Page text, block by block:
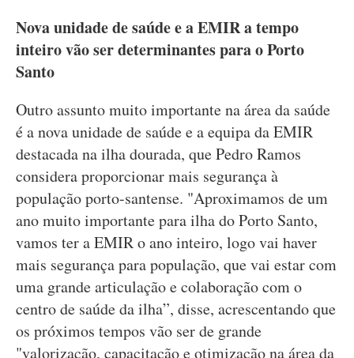
Nova unidade de saúde e a EMIR a tempo
inteiro vão ser determinantes para o Porto
Santo
Outro assunto muito importante na área da saúde
é a nova unidade de saúde e a equipa da EMIR
destacada na ilha dourada, que Pedro Ramos
considera proporcionar mais segurança à
população porto-santense. "Aproximamos de um
ano muito importante para ilha do Porto Santo,
vamos ter a EMIR o ano inteiro, logo vai haver
mais segurança para população, que vai estar com
uma grande articulação e colaboração com o
centro de saúde da ilha”, disse, acrescentando que
os próximos tempos vão ser de grande
"valorização, capacitação e otimização na área da